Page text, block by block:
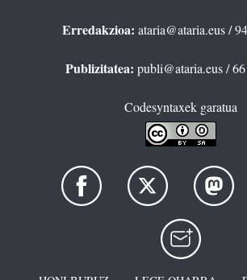
Erredakzioa: ataria@ataria.eus/
Publizitatea: publi@ataria.eus/
Codesyntaxek garatua